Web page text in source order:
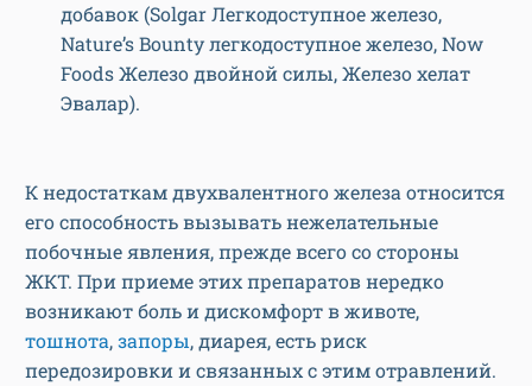
добавок (Solgar Легкодоступное железо,
Nature’s Bounty легкодоступное железо, Now
Foods Железо двойной силы, Железо хелат
Эвалар).
К недостаткам двухвалентного железа относится
его способность вызывать нежелательные
побочные явления, прежде всего со стороны
ЖКТ. При приеме этих препаратов нередко
возникают боль и дискомфорт в животе,
тошнота,запоры, диарея, есть риск
передозировки и связанных с этим отравлений.